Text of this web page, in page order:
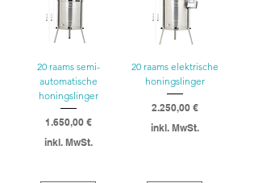
Hygiene, die für die Erhaltung der Honigqualität
entscheidend ist. Mit unseren Honigschleudern
können Sie sicher arbeiten und sich über eine
20 raams semi-
automatische
honingslinger
Preis
1.650,00 €
inkl. MwSt.
20 raams elektrische
honingslinger
Preis
2.250,00 €
inkl. MwSt.